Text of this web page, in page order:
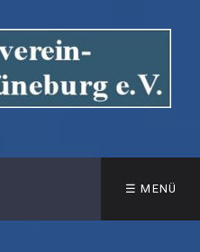
☰ MENÜ